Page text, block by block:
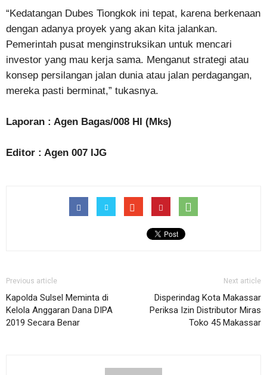
“Kedatangan Dubes Tiongkok ini tepat, karena berkenaan
dengan adanya proyek yang akan kita jalankan.
Pemerintah pusat menginstruksikan untuk mencari
investor yang mau kerja sama. Menganut strategi atau
konsep persilangan jalan dunia atau jalan perdagangan,
mereka pasti berminat,” tukasnya.
Laporan : Agen Bagas/008 HI (Mks)
Editor : Agen 007 IJG
Previous article
Kapolda Sulsel Meminta di
Kelola Anggaran Dana DIPA
2019 Secara Benar
Next article
Disperindag Kota Makassar
Periksa Izin Distributor Miras
Toko 45 Makassar